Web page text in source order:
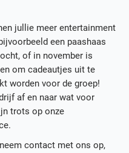
jullie meer entertainment
een paashaas
of in november is
om cadeautjes uit te
worden voor de groep!
af en naar wat voor
trots op onze
contact met ons op,